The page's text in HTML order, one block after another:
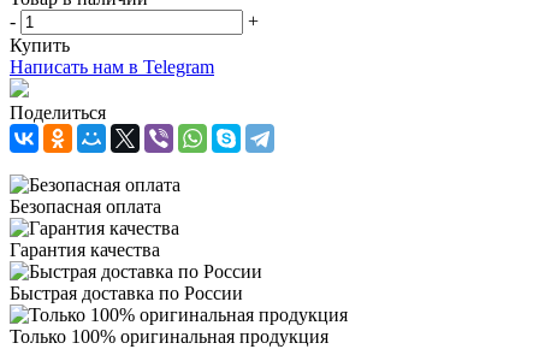
-
+
Купить
Написать нам в Telegram
Поделиться
Безопасная оплата
Гарантия качества
Быстрая доставка по России
Только 100% оригинальная продукция